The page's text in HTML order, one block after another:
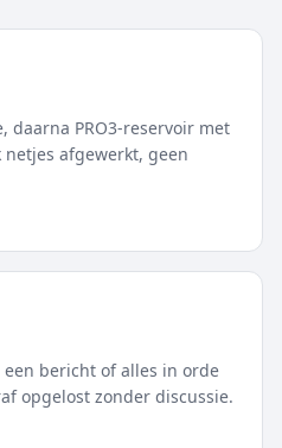
daarna PRO3-reservoir met
netjes afgewerkt, geen
bericht of alles in orde
opgelost zonder discussie.